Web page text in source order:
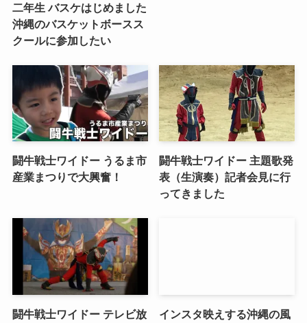
二年生 バスケはじめました
沖縄のバスケットボースス
クールに参加したい
闘牛戦士ワイドー うるま市
産業まつりで大興奮！
闘牛戦士ワイドー 主題歌発
表（生演奏）記者会見に行
ってきました
闘牛戦士ワイドー テレビ放
インスタ映えする沖縄の風